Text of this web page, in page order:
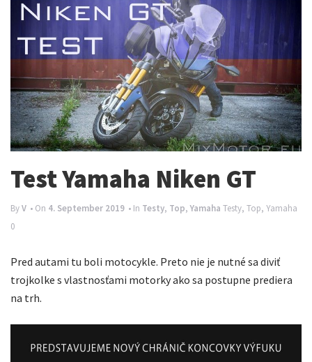
l
e
n
a
v
a
o
Test Yamaha Niken GT
ByV • On 4. September 2019 • In Testy, Top,Yamaha Testy, Top, Yamaha
0
Pred autami tu boli motocykle. Preto nie je nutné sa diviť
trojkolke s vlastnosťami motorky ako sa postupne prediera
na trh.